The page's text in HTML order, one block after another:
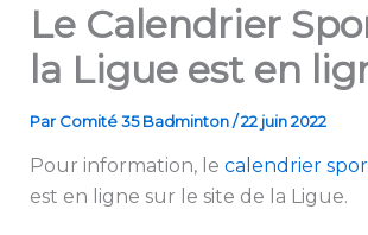
Le Calendrier
la Ligue est en
Par Comité 35 Badminton/22 juin 2022
Pour information, le calendrier
est en ligne sur le site de la Ligue.